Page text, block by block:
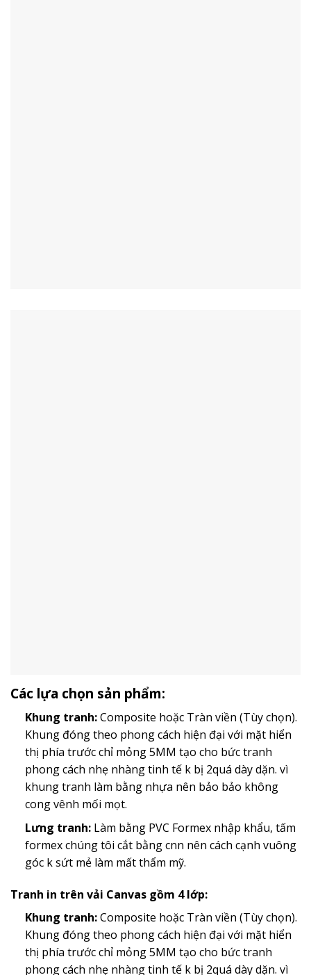
Các lựa chọn sản phẩm:
Khung tranh:Composite hoặc Tràn viền (Tùy chọn).
Khung đóng theo phong cách hiện đại với mặt hiển
thị phía trước chỉ mỏng 5MM tạo cho bức tranh
phong cách nhẹ nhàng tinh tế k bị 2quá dày dặn. vì
khung tranh làm bằng nhựa nên bảo bảo không
cong vênh mối mọt.
Lưng tranh:Làm bằng PVC Formex nhập khẩu, tấm
formex chúng tôi cắt bằng cnn nên cách cạnh vuông
góc k sứt mẻ làm mất thẩm mỹ.
Tranh in trên vải Canvas gồm 4 lớp:
Khung tranh:Composite hoặc Tràn viền (Tùy chọn).
Khung đóng theo phong cách hiện đại với mặt hiển
thị phía trước chỉ mỏng 5MM tạo cho bức tranh
phong cách nhẹ nhàng tinh tế k bị 2quá dày dặn. vì